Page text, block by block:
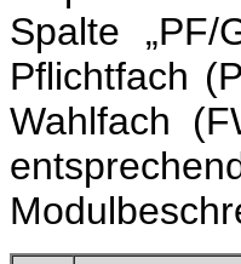
Spalte
Pflichtfach
Wahlfach